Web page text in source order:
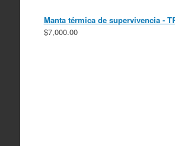
Manta térmica de supervivencia -
$7,000.00